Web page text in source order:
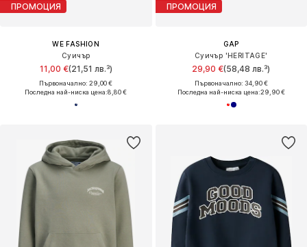
ПРОМОЦИЯ
WE FASHION
Суичър
11,00 €(21,51 лв.³)
Първоначално: 29,00 €
Последна най-ниска цена:8,80 €
ПРОМОЦИЯ
GAP
Суичър 'HERITAGE'
29,90 €(58,48 лв.³)
Първоначално: 34,90 €
Последна най-ниска цена:29,90 €